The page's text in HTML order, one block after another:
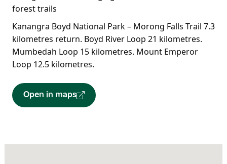
forest trails
Kanangra Boyd National Park – Morong Falls Trail 7.3
kilometres return. Boyd River Loop 21 kilometres.
Mumbedah Loop 15 kilometres. Mount Emperor
Loop 12.5 kilometres.
Open in maps